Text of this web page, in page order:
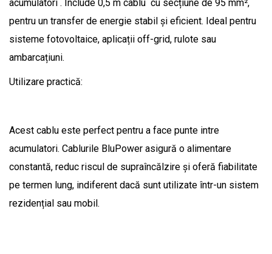
acumulatori . Include 0,5 m cablu cu secțiune de 95 mm²,
pentru un transfer de energie stabil și eficient. Ideal pentru
sisteme fotovoltaice, aplicații off-grid, rulote sau
ambarcațiuni.
Utilizare practică:
Acest cablu este perfect pentru a face punte intre
acumulatori. Cablurile BluPower asigură o alimentare
constantă, reduc riscul de supraîncălzire și oferă fiabilitate
pe termen lung, indiferent dacă sunt utilizate într-un sistem
rezidențial sau mobil.